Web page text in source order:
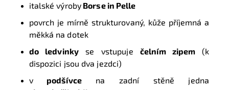
italské výroby Borse in Pelle
povrch je mírně strukturovaný, kůže příjemná a
měkká na dotek
do ledvinkyse vstupuje čelním zipem (k
dispozici jsou dva jezdci)
vpodšívcena zadní stěně jedna